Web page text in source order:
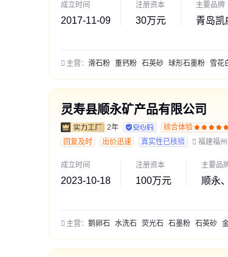
成立时间
2017-11-09
注册资本
30万元
主要品牌
青岛凯
主营： 滑石粉 重钙粉 石英砂 球形石墨粉 雪花
灵寿县顺永矿产品有限公司
2年 综合体验
回复及时 出价迅速 真实性已核验 福建福州
成立时间
2023-10-18
注册资本
100万元
主要品
顺永
主营： 鹅卵石 水洗石 荧光石 石墨粉 石英砂